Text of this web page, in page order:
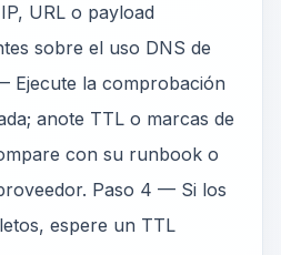
URL o payload
sobre el uso DNS de
Ejecute la comprobación
anote TTL o marcas de
con su runbook o
Paso 4 — Si los
espere un TTL